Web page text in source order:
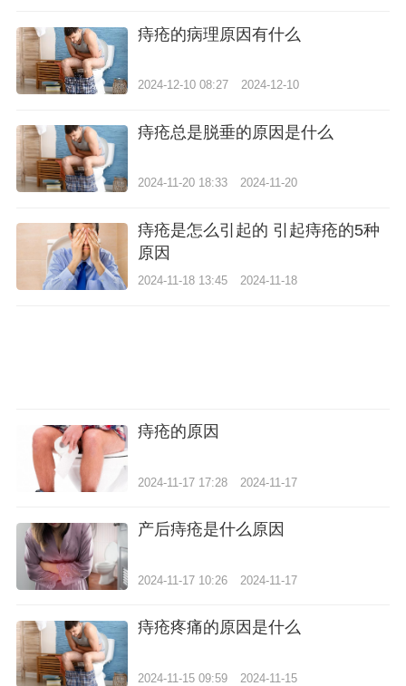
痔疮的病理原因有什么
2024-12-10 08:27 2024-12-10
痔疮总是脱垂的原因是什么
2024-11-20 18:33 2024-11-20
痔疮是怎么引起的 引起痔疮的5种
原因
2024-11-18 13:45 2024-11-18
痔疮的原因
2024-11-17 17:28 2024-11-17
产后痔疮是什么原因
2024-11-17 10:26 2024-11-17
痔疮疼痛的原因是什么
2024-11-15 09:59 2024-11-15